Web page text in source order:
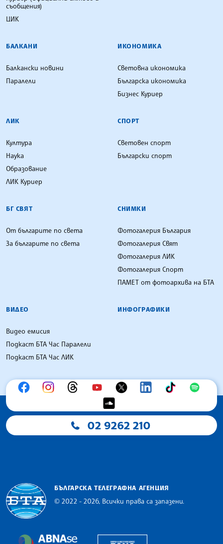
съобщения)
ЦИК
БАЛКАНИ
Балкански новини
Паралели
ИКОНОМИКА
Световна икономика
Българска икономика
Бизнес Куриер
ЛИК
Култура
Наука
Образование
ЛИК Куриер
СПОРТ
Световен спорт
Български спорт
БГ СВЯТ
От българите по света
За българите по света
СНИМКИ
Фотогалерия България
Фотогалерия Свят
Фотогалерия ЛИК
Фотогалерия Спорт
ПАМЕТ от фотоархива на БТА
ВИДЕО
Видео емисия
Подкаст БТА Час Паралели
Подкаст БТА Час ЛИК
ИНФОГРАФИКИ
02 9262 210
БЪЛГАРСКА ТЕЛЕГРАФНА АГЕНЦИЯ
© 2022 - 2026, Всички права са запазени.
The Assocoation of the Balkan News Agencies